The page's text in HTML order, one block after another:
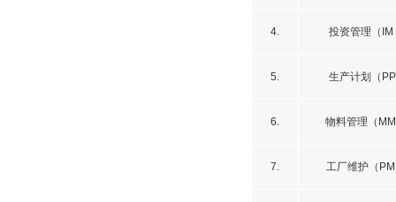
4. 投资管理（IM
5. 生产计划（
6. 物料管理（
7. 工厂维护（